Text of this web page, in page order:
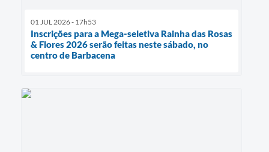
01 JUL 2026 - 17h53
Inscrições para a Mega-seletiva Rainha das Rosas
& Flores 2026 serão feitas neste sábado, no
centro de Barbacena